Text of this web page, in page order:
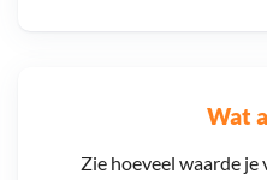
Wat
Zie hoeveel waarde je